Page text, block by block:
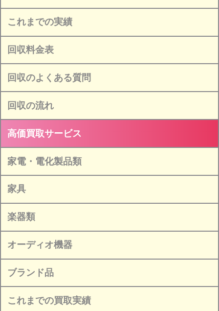
これまでの実績
回収料金表
回収のよくある質問
回収の流れ
高価買取サービス
家電・電化製品類
家具
楽器類
オーディオ機器
ブランド品
これまでの買取実績